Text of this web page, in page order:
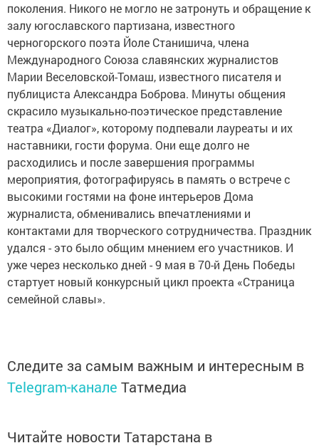
поколения. Никого не могло не затронуть и обращение к
залу югославского партизана, известного
черногорского поэта Йоле Станишича, члена
Международного Союза славянских журналистов
Марии Веселовской-Томаш, известного писателя и
публициста Александра Боброва. Минуты общения
скрасило музыкально-поэтическое представление
театра «Диалог», которому подпевали лауреаты и их
наставники, гости форума. Они еще долго не
расходились и после завершения программы
мероприятия, фотографируясь в память о встрече с
высокими гостями на фоне интерьеров Дома
журналиста, обменивались впечатлениями и
контактами для творческого сотрудничества. Праздник
удался - это было общим мнением его участников. И
уже через несколько дней - 9 мая в 70-й День Победы
стартует новый конкурсный цикл проекта «Страница
семейной славы».
Следите за самым важным и интересным в
Telegram-канале Татмедиа
Читайте новости Татарстана в